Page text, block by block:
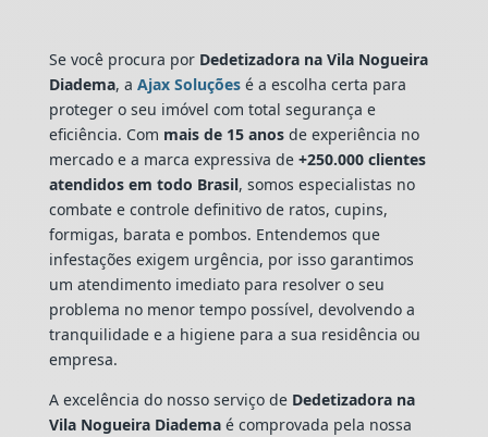
Se você procura por Dedetizadora na Vila Nogueira
Diadema, a Ajax Soluçõesé a escolha certa para
proteger o seu imóvel com total segurança e
eficiência. Com mais de 15 anosde experiência no
mercado e a marca expressiva de+250.000 clientes
atendidos em todo Brasil, somos especialistas no
combate e controle definitivo de ratos, cupins,
formigas, barata e pombos. Entendemos que
infestações exigem urgência, por isso garantimos
um atendimento imediato para resolver o seu
problema no menor tempo possível, devolvendo a
tranquilidade e a higiene para a sua residência ou
empresa.
A excelência do nosso serviço de Dedetizadora na
Vila Nogueira Diademaé comprovada pela nossa